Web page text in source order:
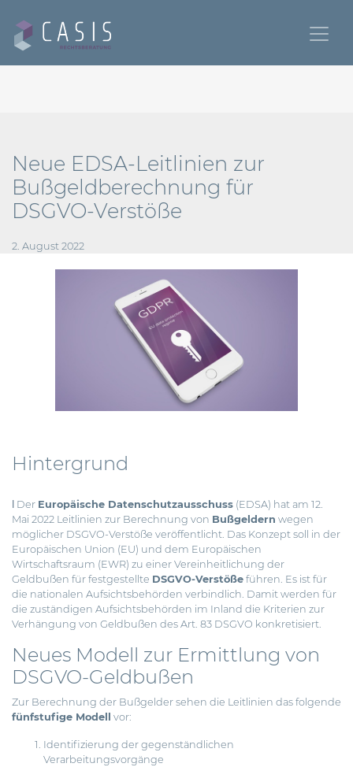
Neue EDSA-Leitlinien zur
Bußgeldberechnung für
DSGVO-Verstöße
2. August 2022
Hintergrund
ǀ Der Europäische Datenschutzausschuss (EDSA) hat am 12.
Mai 2022 Leitlinien zur Berechnung von Bußgeldern wegen
möglicher DSGVO-Verstöße veröffentlicht. Das Konzept soll in der
Europäischen Union (EU) und dem Europäischen
Wirtschaftsraum (EWR) zu einer Vereinheitlichung der
Geldbußen für festgestellte DSGVO-Verstöße führen. Es ist für
die nationalen Aufsichtsbehörden verbindlich. Damit werden für
die zuständigen Aufsichtsbehörden im Inland die Kriterien zur
Verhängung von Geldbußen des Art. 83 DSGVO konkretisiert.
Neues Modell zur Ermittlung von
DSGVO-Geldbußen
Zur Berechnung der Bußgelder sehen die Leitlinien das folgende
fünfstufige Modell
vor:
Identifizierung der gegenständlichen
Verarbeitungsvorgänge